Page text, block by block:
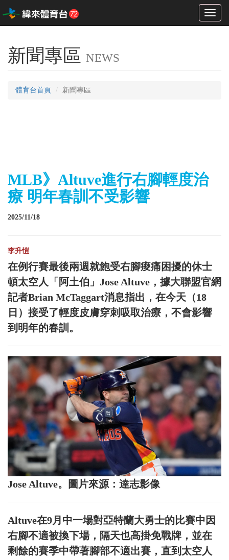
Toggle
新聞專區 NEWS
體育台首頁 新聞專區
MLB》Altuve進行右腳輕度治
療 明年春訓不受影響
2025/11/18
李升愷
在例行賽最後兩週就飽受右腳痠痛困擾的休士
頓太空人「阿土伯」Jose Altuve，據大聯盟官網
記者Brian McTaggart消息指出，在今天（18
日）接受了輕度皮膚穿刺吸取治療，不會影響
到明年的春訓。
Jose Altuve。圖片來源：達志影像
Altuve在9月中一場對亞特蘭大勇士的比賽中因
右腳不適被換下場，隔天也高掛免戰牌，並在
剩餘的賽季中帶著腳部不適出賽，直到太空人